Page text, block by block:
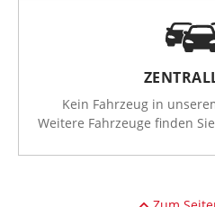
Kein Fahrzeug in
Weitere Fahrzeuge finden